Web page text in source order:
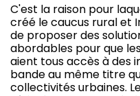
C'est la raison pour
créé le caucus rural et
de proposer des
abordables pour que
aient tous accès à des
bande au même titre
collectivités urbaines.